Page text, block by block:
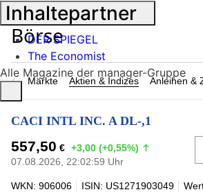
Märkte Aktien & Indizes Anleihen &
CACI INTL INC. A DL-,1
557,50 € +3,00 (+0,55%)
07.08.2026, 22:02:59 Uhr
WKN: 906006 ISIN: US1271903049
Inhaltepartner
DER SPIEGEL
The Economist
Alle Magazine der manager-Gruppe